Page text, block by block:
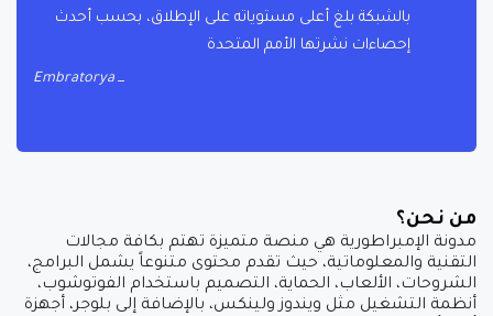
بالشبكة بلغ أعلى مستوياته على الإطلاق، بحسب أحدث
إحصاءات نشرتها الأمم المتحدة
Embratorya
من نحن؟
مدونة الإمبراطورية هي منصة متميزة تهتم بكافة مجالات
التقنية والمعلوماتية، حيث تقدم محتوى متنوعاً يشمل البرامج،
الشروحات، الألعاب، الحماية، التصميم باستخدام الفوتوشوب،
أنظمة التشغيل مثل ويندوز ولينكس، بالإضافة إلى بلوجر، أجهزة